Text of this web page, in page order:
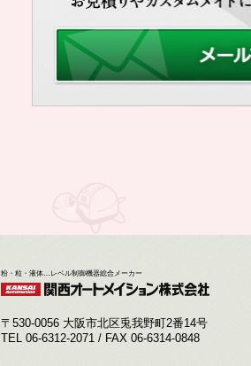
粉・粒・液体…レベル制御機器総合メーカー
〒530-0056 大阪市北区兎我野町2番14号
TEL 06-6312-2071 / FAX 06-6314-0848